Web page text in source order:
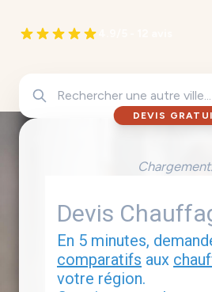
DEVIS
Devis
En 5 minutes,
comparatifs aux
votre région.